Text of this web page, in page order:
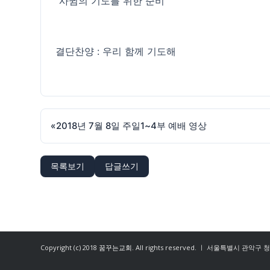
결단찬양 : 우리 함께 기도해
«2018년 7월 8일 주일1~4부 예배 영상
목록보기 답글쓰기
Copyright (c) 2018 꿈꾸는교회. All rights reserved. ㅣ 서울특별시 관악구